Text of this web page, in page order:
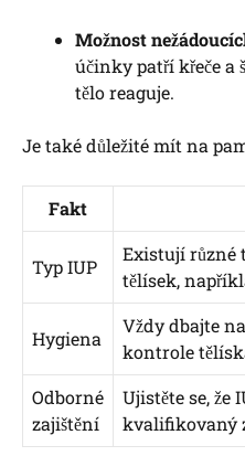
Možnost
účinky patří křeče a
tělo reaguje.
Je také důležité mít na
Fakt
Typ IUP
Existují
tělísek,
Hygiena
Vždy dbajte
kontrole
Odborné
zajištění
Ujistěte se, že
kvalifikovaný